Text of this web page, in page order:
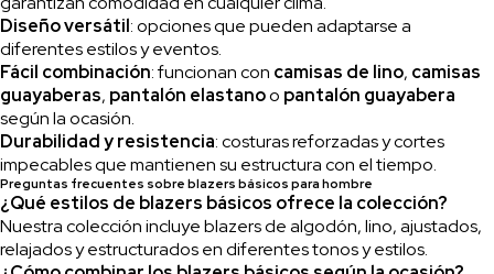
Diseño versátil: opciones que pueden adaptarse a
diferentes estilos y eventos.
Fácil combinación: funcionan con camisas de lino, camisas
guayaberas, pantalón elastanoo pantalón guayabera
según la ocasión.
Durabilidad y resistencia: costuras reforzadas y cortes
impecables que mantienen su estructura con el tiempo.
Preguntas frecuentes sobre blazers básicos para hombre
¿Qué estilos de blazers básicos ofrece la colección?
Nuestra colección incluye blazers de algodón, lino, ajustados,
relajados y estructurados en diferentes tonos y estilos.